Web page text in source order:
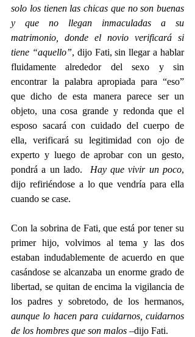
solo los tienen las chicas que no son buenas
y que no llegan inmaculadas a su
matrimonio, donde el novio verificará si
tiene “aquello”, dijo Fati, sin llegar a hablar
fluidamente alrededor del sexo y sin
encontrar la palabra apropiada para “eso”
que dicho de esta manera parece ser un
objeto, una cosa grande y redonda que el
esposo sacará con cuidado del cuerpo de
ella, verificará su legitimidad con ojo de
experto y luego de aprobar con un gesto,
pondrá a un lado. Hay que vivir un poco,
dijo refiriéndose a lo que vendría para ella
cuando se case.
Con la sobrina de Fati, que está por tener su
primer hijo, volvimos al tema y las dos
estaban indudablemente de acuerdo en que
casándose se alcanzaba un enorme grado de
libertad, se quitan de encima la vigilancia de
aunque lo hacen para cuidarnos, cuidarnos
de los hombres que son malos –dijo Fati.